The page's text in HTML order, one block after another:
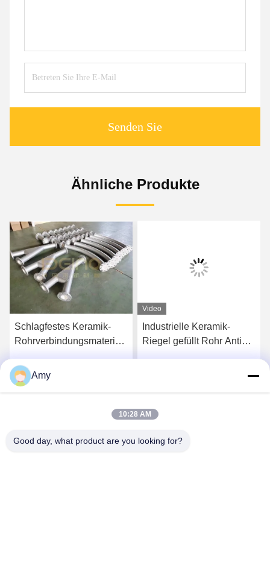
Senden Sie
Ähnliche Produkte
Schlagfestes Keramik-
Rohrverbindungsmaterial
Wir Reden Jetzt.
Video
Industrielle Keramik-
Riegel gefüllt Rohr Anti
Amy
10:28 AM
Good day, what product are you looking for?